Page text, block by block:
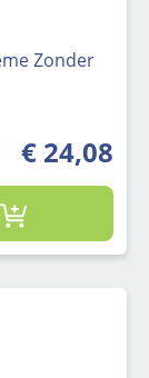
Zonder
€ 24,08